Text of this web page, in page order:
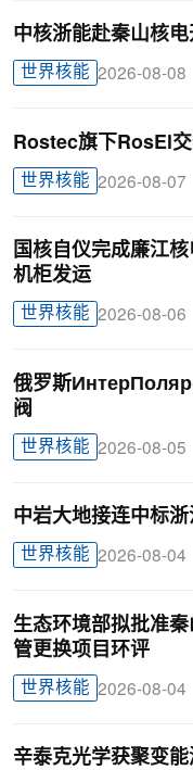
中核浙能赴秦山核
世界核能 2026-08-08
Rostec旗下RosEl
世界核能 2026-08-07
国核自仪完成廉江
机柜发运
世界核能 2026-08-06
俄罗斯
阀
世界核能 2026-08-05
中岩大地接连中标
世界核能 2026-08-04
生态环境部拟批准
管更换项目环评
世界核能 2026-08-04
辛泰克光学获聚变